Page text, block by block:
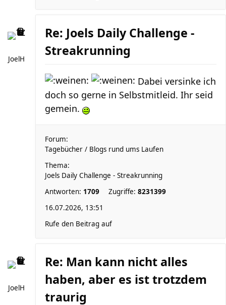
JoelH
Re: Joels Daily Challenge -
Streakrunning
Dabei versinke ich
doch so gerne in Selbstmitleid. Ihr seid
gemein.
Forum:
Tagebücher / Blogs rund ums Laufen
Thema:
Joels Daily Challenge - Streakrunning
Antworten: 1709 Zugriffe: 8231399
16.07.2026, 13:51
Rufe den Beitrag auf
JoelH
Re: Man kann nicht alles
haben, aber es ist trotzdem
traurig